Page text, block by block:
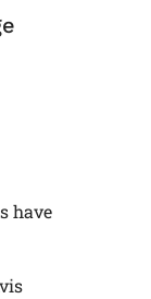
have